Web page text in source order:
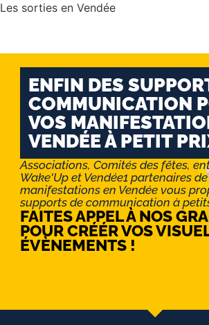
Les sorties en Vendée
ENFIN DES
COMMUNICATION
VOS
VENDÉE À PETIT
Associations, Comités des fêtes,
Wake'Up et Vendée1 partenaires
manifestations en Vendée vous
supports de communication à
FAITES APPEL À NOS
POUR CRÉÉR VOS
ÉVÈNEMENTS !